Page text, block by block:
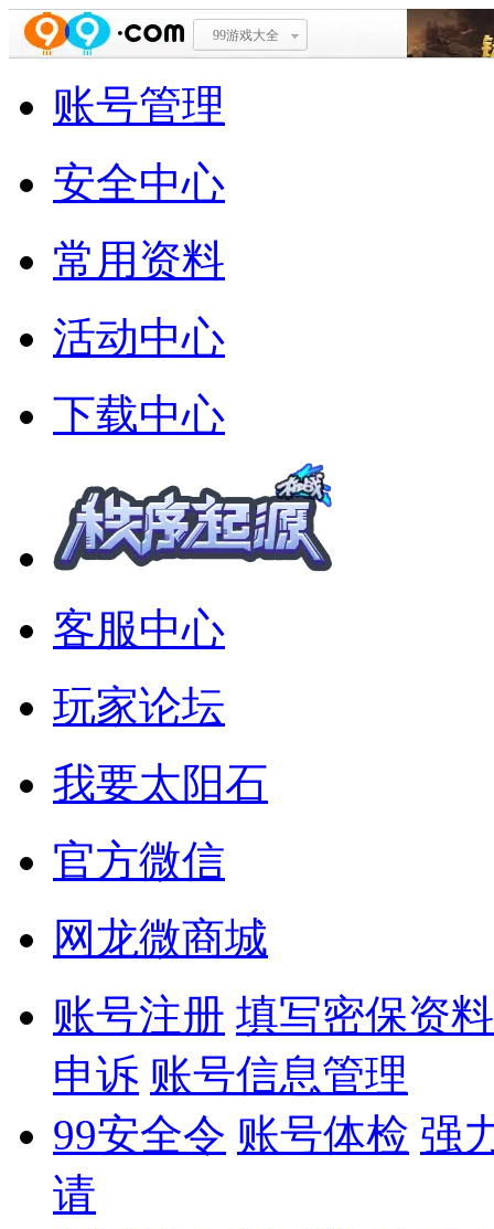
99游戏大全
账号管理
安全中心
常用资料
活动中心
下载中心
客服中心
玩家论坛
我要太阳石
官方微信
网龙微商城
账号注册 填写密保资料
申诉 账号信息管理
99安全令 账号体检 强
请